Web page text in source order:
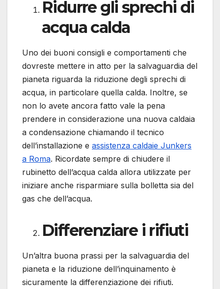
Ridurre gli sprechi di
acqua calda
Uno dei buoni consigli e comportamenti che
dovreste mettere in atto per la salvaguardia del
pianeta riguarda la riduzione degli sprechi di
acqua, in particolare quella calda. Inoltre, se
non lo avete ancora fatto vale la pena
prendere in considerazione una nuova caldaia
a condensazione chiamando il tecnico
dell’installazione e assistenza caldaie Junkers
a Roma. Ricordate sempre di chiudere il
rubinetto dell’acqua calda allora utilizzate per
iniziare anche risparmiare sulla bolletta sia del
gas che dell’acqua.
Differenziare i rifiuti
Un’altra buona prassi per la salvaguardia del
pianeta e la riduzione dell’inquinamento è
sicuramente la differenziazione dei rifiuti.